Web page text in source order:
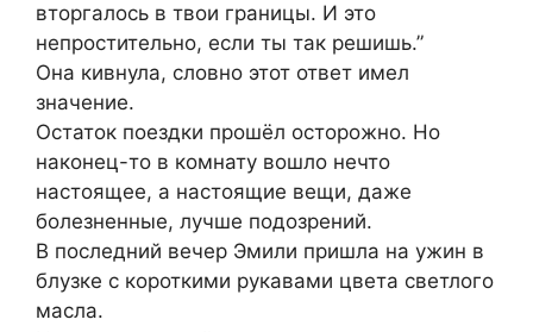
вторгалось в твои границы. И это
непростительно, если ты так решишь.”
Она кивнула, словно этот ответ имел
значение.
Остаток поездки прошёл осторожно. Но
наконец-то в комнату вошло нечто
настоящее, а настоящие вещи, даже
болезненные, лучше подозрений.
В последний вечер Эмили пришла на ужин в
блузке с короткими рукавами цвета светлого
масла.